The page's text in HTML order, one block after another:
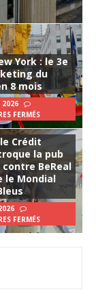
York : le 3e
du
8 mois
2026
FERMÉS
Crédit
la pub
BeReal
le Mondial
FERMÉS